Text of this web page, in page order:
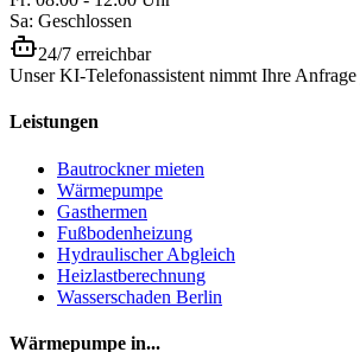
Sa: Geschlossen
24/7 erreichbar
Unser KI-Telefonassistent nimmt Ihre Anfrage
Leistungen
Bautrockner mieten
Wärmepumpe
Gasthermen
Fußbodenheizung
Hydraulischer Abgleich
Heizlastberechnung
Wasserschaden Berlin
Wärmepumpe in...